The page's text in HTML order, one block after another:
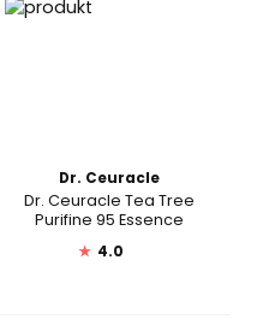
Dr. Ceuracle
Dr. Ceuracle Tea Tree
Purifine 95 Essence
★ 4.0